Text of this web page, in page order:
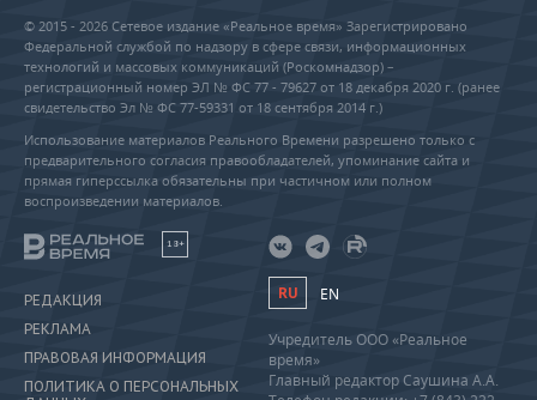
© 2015 - 2026 Сетевое издание «Реальное время» Зарегистрировано
Федеральной службой по надзору в сфере связи, информационных
технологий и массовых коммуникаций (Роскомнадзор) –
регистрационный номер ЭЛ № ФС 77 - 79627 от 18 декабря 2020 г. (ранее
свидетельство Эл № ФС 77-59331 от 18 сентября 2014 г.)
Использование материалов Реального Времени разрешено только с
предварительного согласия правообладателей, упоминание сайта и
прямая гиперссылка обязательны при частичном или полном
воспроизведении материалов.
18+
РЕДАКЦИЯ
РЕКЛАМА
ПРАВОВАЯ ИНФОРМАЦИЯ
ПОЛИТИКА О ПЕРСОНАЛЬНЫХ
RU EN
Учредитель ООО «Реальное
время»
Главный редактор Саушина А.А.